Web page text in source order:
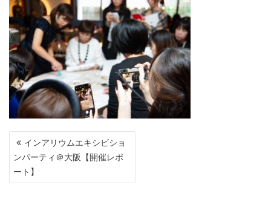
投
稿
ナ
ビ
インアリウムエキシビショ
ンパーティ＠大阪【開催レポ
ート】